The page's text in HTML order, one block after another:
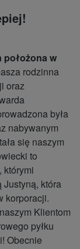
w
rodzinna
oraz
była
nabywanym
się naszym
to
którymi
która
korporacji.
Klientom
pyłku
Obecnie